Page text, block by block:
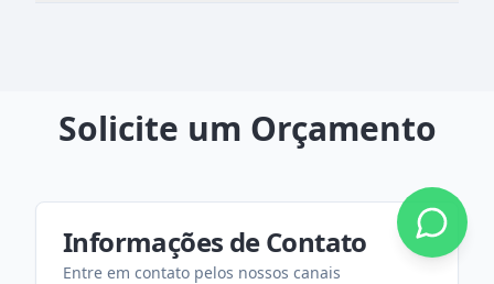
Solicite um Orçamento
Informações de Contato
Entre em contato pelos nossos canais